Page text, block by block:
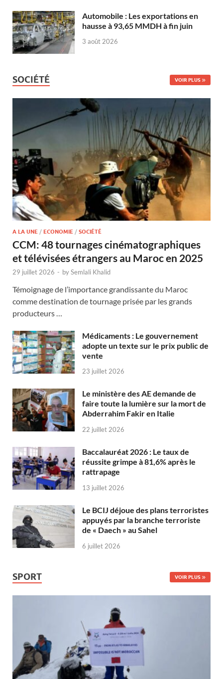
Automobile : Les exportations en
hausse à 93,65 MMDH à fin juin
3 août 2026
SOCIÉTÉ VOIR PLUS
A LA UNE / ECONOMIE / SOCIÉTÉ
CCM: 48 tournages cinématographiques
et télévisées étrangers au Maroc en 2025
29 juillet 2026 - bySemlali Khalid
Témoignage de l’importance grandissante du Maroc
comme destination de tournage prisée par les grands
producteurs …
Médicaments : Le gouvernement
adopte un texte sur le prix public de
vente
23 juillet 2026
Le ministère des AE demande de
faire toute la lumière sur la mort de
Abderrahim Fakir en Italie
22 juillet 2026
Baccalauréat 2026 : Le taux de
réussite grimpe à 81,6% après le
rattrapage
13 juillet 2026
Le BCIJ déjoue des plans terroristes
appuyés par la branche terroriste
de « Daech » au Sahel
6 juillet 2026
SPORT VOIR PLUS